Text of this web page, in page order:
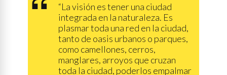
“La visión es tener una ciudad
integrada en la naturaleza. Es
plasmar toda una red en la ciudad,
tanto de oasis urbanos o parques,
como camellones, cerros,
manglares, arroyos que cruzan
toda la ciudad, poderlos empalmar